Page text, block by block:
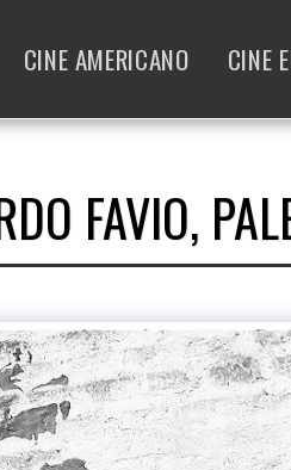
CINE AMERICANO CINE
FAVIO,